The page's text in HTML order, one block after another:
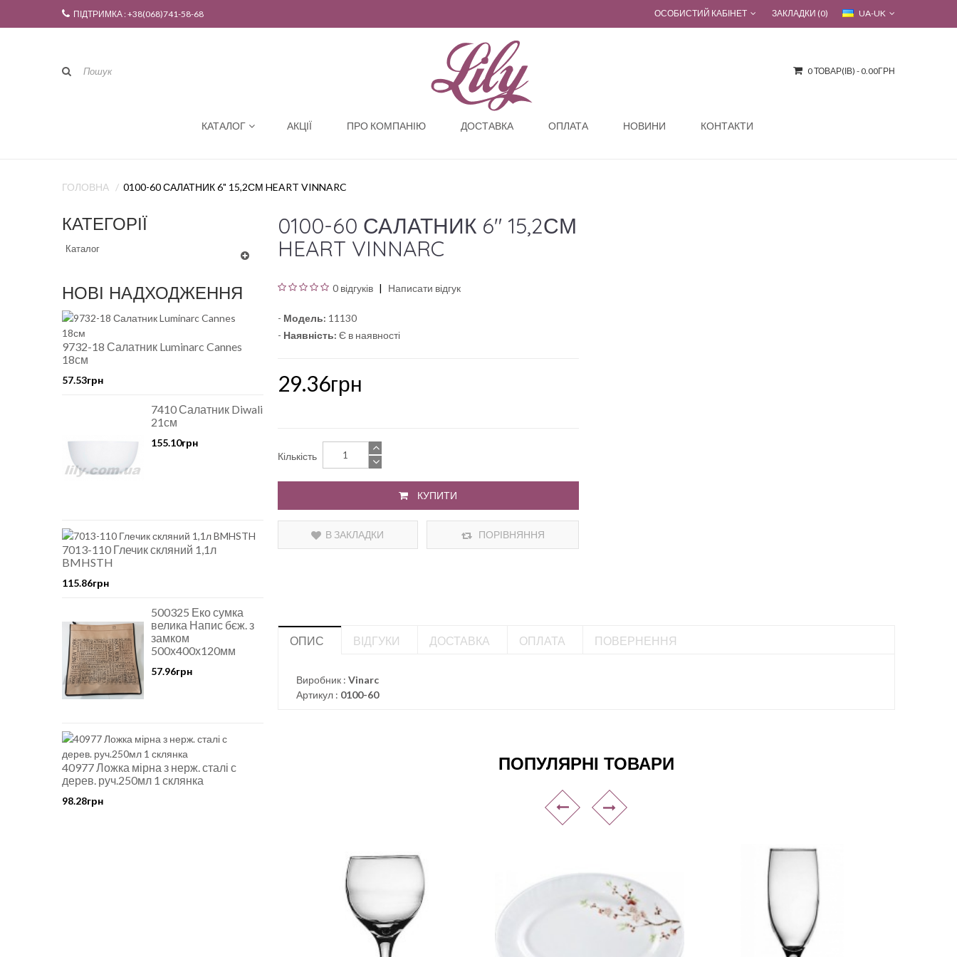
ПІДТРИМКА : +38(068)741-58-68 UA-UK
ОСОБИСТИЙ КАБІНЕТ ЗАКЛАДКИ (0)
0 ТОВАР(ІВ) - 0.00ГРН
КАТАЛОГ АКЦІЇ ПРО КОМПАНІЮ ДОСТАВКА ОПЛАТА НОВИНИ КОНТАКТИ
ГОЛОВНА 0100-60 САЛАТНИК 6" 15,2СМ HEART VINNARC
КАТЕГОРІЇ
Каталог
НОВІ НАДХОДЖЕННЯ
9732-18 Салатник Luminarc Cannes
18см
57.53грн
7410 Салатник Diwali
21см
155.10грн
7013-110 Глечик скляний 1,1л
BMHSTH
115.86грн
500325 Еко сумка
велика Напис бєж. з
замком
500х400х120мм
57.96грн
40977 Ложка мірна з нерж. сталі с
дерев. руч.250мл 1 склянка
98.28грн
0100-60 САЛАТНИК 6" 15,2СМ
HEART VINNARC
0 відгуків Написати відгук
- Модель: 11130
- Наявність: Є в наявності
29.36грн
Кількість
КУПИТИ
В ЗАКЛАДКИ ПОРІВНЯННЯ
ОПИС ВІДГУКИ ДОСТАВКА ОПЛАТА ПОВЕРНЕННЯ
Виробник : Vinarc
Артикул : 0100-60
ПОПУЛЯРНІ ТОВАРИ